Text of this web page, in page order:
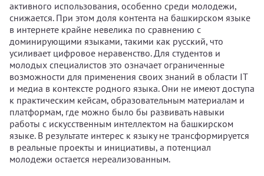
активного использования, особенно среди молодежи,
снижается. При этом доля контента на башкирском языке
в интернете крайне невелика по сравнению с
доминирующими языками, такими как русский, что
усиливает цифровое неравенство. Для студентов и
молодых специалистов это означает ограниченные
возможности для применения своих знаний в области IT
и медиа в контексте родного языка. Они не имеют доступа
к практическим кейсам, образовательным материалам и
платформам, где можно было бы развивать навыки
работы с искусственным интеллектом на башкирском
языке. В результате интерес к языку не трансформируется
в реальные проекты и инициативы, а потенциал
молодежи остается нереализованным.